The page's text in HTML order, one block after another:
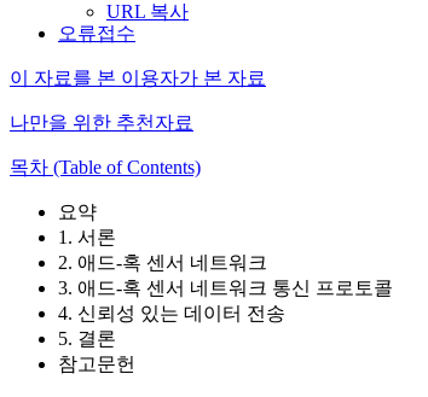
URL 복사
오류접수
이 자료를 본 이용자가 본 자료
나만을 위한 추천자료
목차 (Table of Contents)
요약
1. 서론
2. 애드-혹 센서 네트워크
3. 애드-혹 센서 네트워크 통신 프로토콜
4. 신뢰성 있는 데이터 전송
5. 결론
참고문헌